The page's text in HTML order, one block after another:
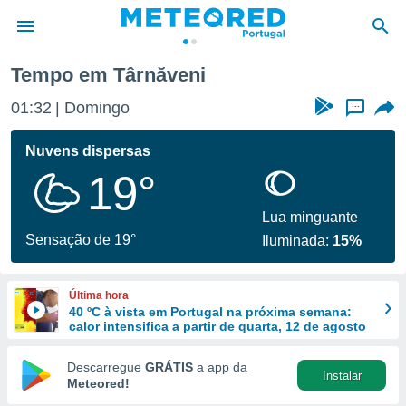
da
foi
fornecidas
a este
das
e
forma
digital
Tempo em Târnăveni
01:32 Domingo ...
Nuvens dispersas
19°
Sensação de 19°
Lua minguante
Iluminada: 15%
Última hora
40 ºC à vista em Portugal na próxima semana:
calor intensifica a partir de quarta, 12 de agosto
Descarregue GRÁTIS a app da
Meteored!
Instalar